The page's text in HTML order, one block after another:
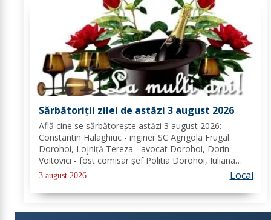
Sărbătoriții zilei de astăzi 3 august 2026
Află cine se sărbătoreşte astăzi 3 august 2026:
Constantin Halaghiuc - inginer SC Agrigola Frugal
Dorohoi, Lojniță Tereza - avocat Dorohoi, Dorin
Voitovici - fost comisar șef Politia Dorohoi, Iuliana
Andreea Apostol - director Școala Gimnazială
"Dimitrie Pompeiu" Broscăuți. Redacția Dorohoi
News...
3 august 2026 Local